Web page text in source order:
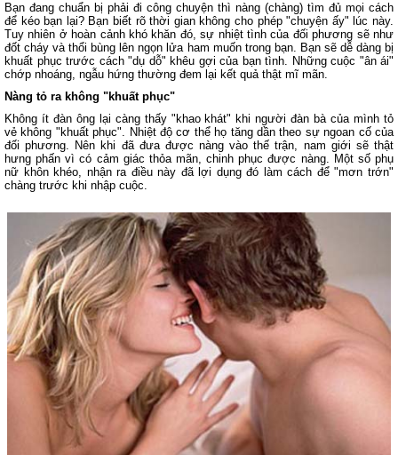
Bạn đang chuẩn bị phải đi công chuyện thì nàng (chàng) tìm đủ mọi cách
để kéo bạn lại? Bạn biết rõ thời gian không cho phép "chuyện ấy" lúc này.
Tuy nhiên ở hoàn cảnh khó khăn đó, sự nhiệt tình của đối phương sẽ như
đốt cháy và thổi bùng lên ngọn lửa ham muốn trong bạn. Bạn sẽ dễ dàng bị
khuất phục trước cách "dụ dỗ" khêu gợi của bạn tình. Những cuộc "ân ái"
chớp nhoáng, ngẫu hứng thường đem lại kết quả thật mĩ mãn.
Nàng tỏ ra không "khuất phục"
Không ít đàn ông lại càng thấy "khao khát" khi người đàn bà của mình tỏ
vẻ không "khuất phục". Nhiệt độ cơ thể họ tăng dần theo sự ngoan cố của
đối phương. Nên khi đã đưa được nàng vào thế trận, nam giới sẽ thật
hưng phấn vì có cảm giác thỏa mãn, chinh phục được nàng. Một số phụ
nữ khôn khéo, nhận ra điều này đã lợi dụng đó làm cách để "mơn trớn"
chàng trước khi nhập cuộc.